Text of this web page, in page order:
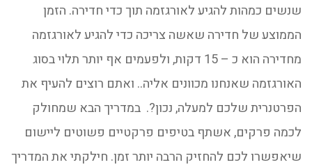
שנשים כמהות להגיע לאורגזמה תוך כדי חדירה. הזמן
הממוצע של חדירה שאשה צריכה כדי להגיע לאורגזמה
מחדירה הוא כ – 15 דקות, ולפעמים אף יותר תלוי בסוג
האורגזמה שאנחנו מכוונים אליה.. ואתם רוצים להעיף את
הפרטנרית שלכם למעלה, נכון?. במדריך הבא שמחולק
לכמה פרקים, אשתף בטיפים פרקטיים פשוטים ליישום
שיאפשרו לכם להחזיק הרבה יותר זמן. חילקתי את המדריך